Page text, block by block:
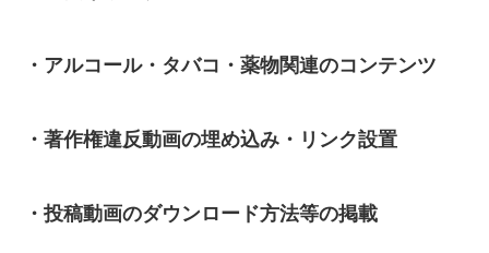
・アルコール・タバコ・薬物関連のコンテンツ
・著作権違反動画の埋め込み・リンク設置
・投稿動画のダウンロード方法等の掲載